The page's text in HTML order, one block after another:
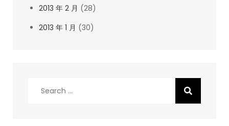
2013 年 2 月 (28)
2013 年 1 月 (30)